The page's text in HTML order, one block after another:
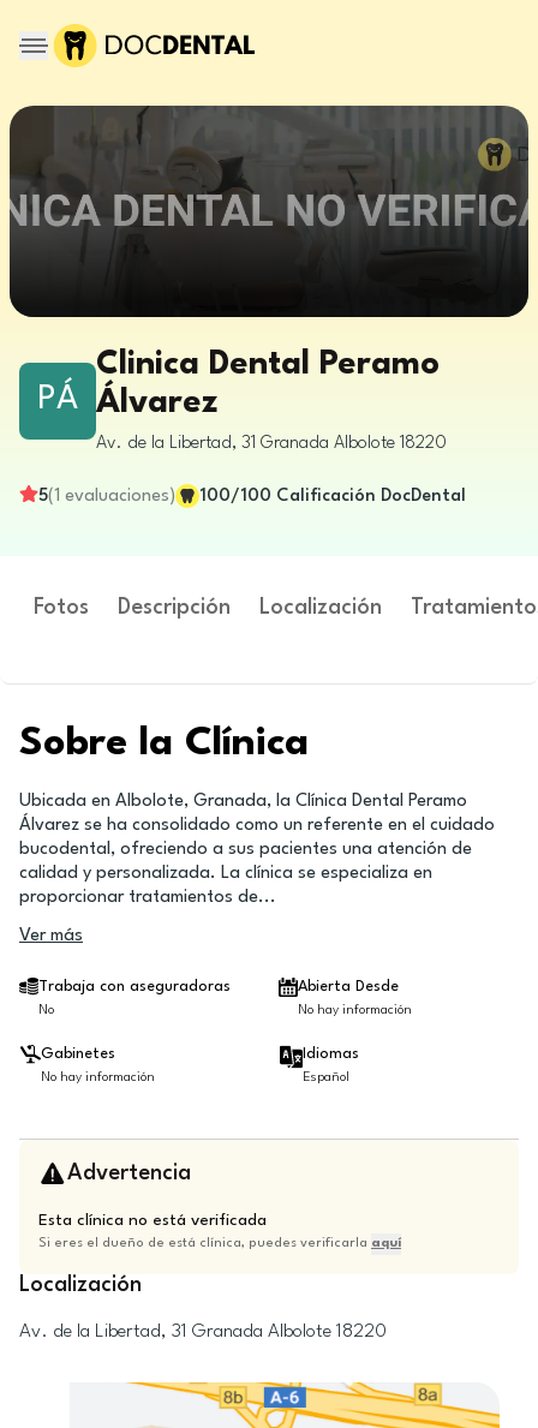
PÁ
Clinica Dental Peramo
Álvarez
Av. de la Libertad, 31 Granada Albolote 18220
5(1 evaluaciones) 100/100 Calificación DocDental
Fotos Descripción Localización
Sobre la Clínica
Ubicada en Albolote, Granada, la Clínica Dental Peramo
Álvarez se ha consolidado como un referente en el cuidado
bucodental, ofreciendo a sus pacientes una atención de
calidad y personalizada. La clínica se especializa en
proporcionar tratamientos de...
Ver más
Trabaja con aseguradoras
No
Abierta Desde
No hay información
Gabinetes
No hay información
Idiomas
Español
Advertencia
Esta clínica no está verificada
Si eres el dueño de está clínica, puedes verificarla aquí
Localización
Av. de la Libertad, 31 Granada Albolote 18220